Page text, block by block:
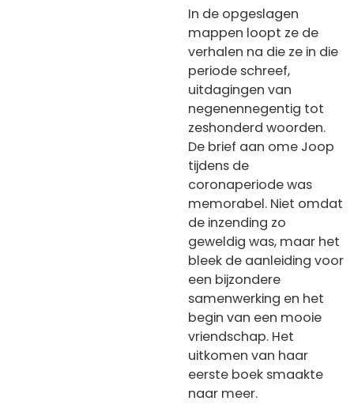
In de opgeslagen
mappen loopt ze de
verhalen na die ze in die
periode schreef,
uitdagingen van
negenennegentig tot
zeshonderd woorden.
De brief aan ome Joop
tijdens de
coronaperiode was
memorabel. Niet omdat
de inzending zo
geweldig was, maar het
bleek de aanleiding voor
een bijzondere
samenwerking en het
begin van een mooie
vriendschap. Het
uitkomen van haar
eerste boek smaakte
naar meer.